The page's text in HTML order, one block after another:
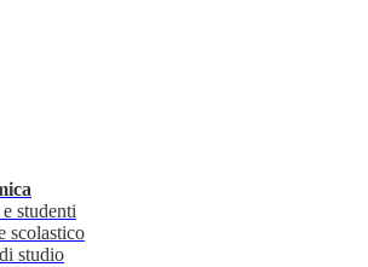
studenti
scolastico
studio